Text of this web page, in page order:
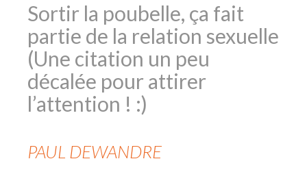
Sortir la poubelle, ça fait
partie de la relation sexuelle
(Une citation un peu
décalée pour attirer
l’attention ! :)
PAUL DEWANDRE